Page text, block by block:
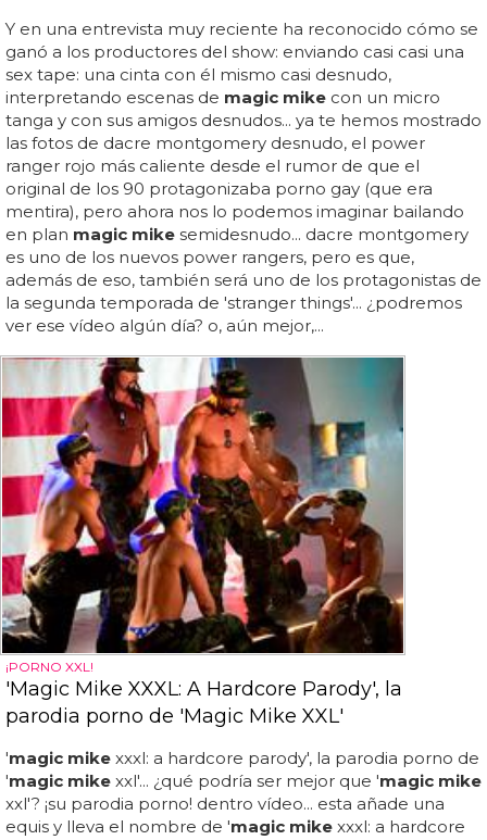
Y en una entrevista muy reciente ha reconocido cómo se
ganó a los productores del show: enviando casi casi una
sex tape: una cinta con él mismo casi desnudo,
interpretando escenas de magic mike con un micro
tanga y con sus amigos desnudos... ya te hemos mostrado
las fotos de dacre montgomery desnudo, el power
ranger rojo más caliente desde el rumor de que el
original de los 90 protagonizaba porno gay (que era
mentira), pero ahora nos lo podemos imaginar bailando
en plan magic mike semidesnudo... dacre montgomery
es uno de los nuevos power rangers, pero es que,
además de eso, también será uno de los protagonistas de
la segunda temporada de 'stranger things'... ¿podremos
ver ese vídeo algún día? o, aún mejor,...
¡PORNO XXL!
'Magic Mike XXXL: A Hardcore Parody', la
parodia porno de 'Magic Mike XXL'
'magic mike xxxl: a hardcore parody', la parodia porno de
'magic mike xxl'... ¿qué podría ser mejor que 'magic mike
xxl'? ¡su parodia porno! dentro vídeo... esta añade una
equis y lleva el nombre de 'magic mike xxxl: a hardcore